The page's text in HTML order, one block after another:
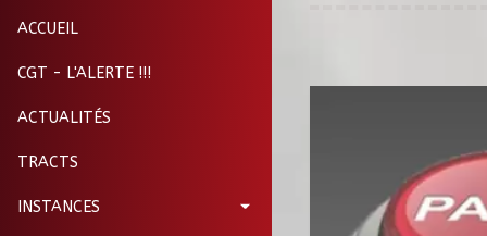
ACCUEIL
CGT - L'ALERTE !!!
ACTUALITÉS
TRACTS
INSTANCES